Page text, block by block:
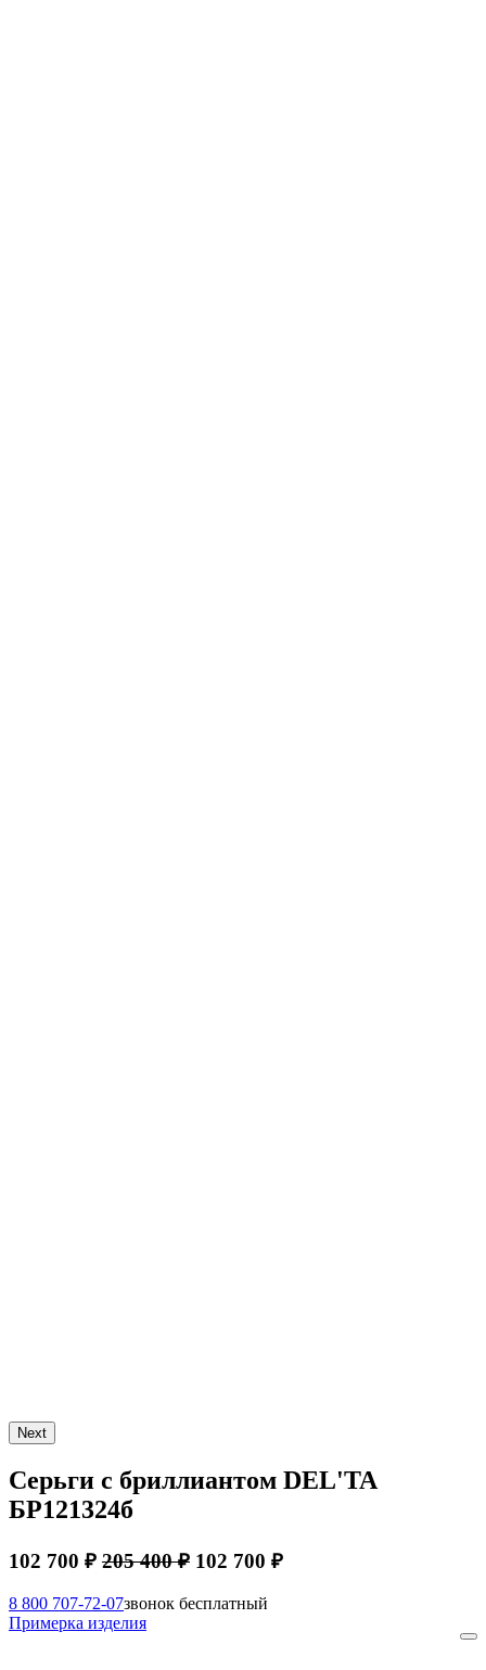
Next
Серьги с бриллиантом DEL'TA
БР121324б
102 700 ₽ 205 400 ₽ 102 700 ₽
8 800 707-72-07звонок бесплатный
Примерка изделия